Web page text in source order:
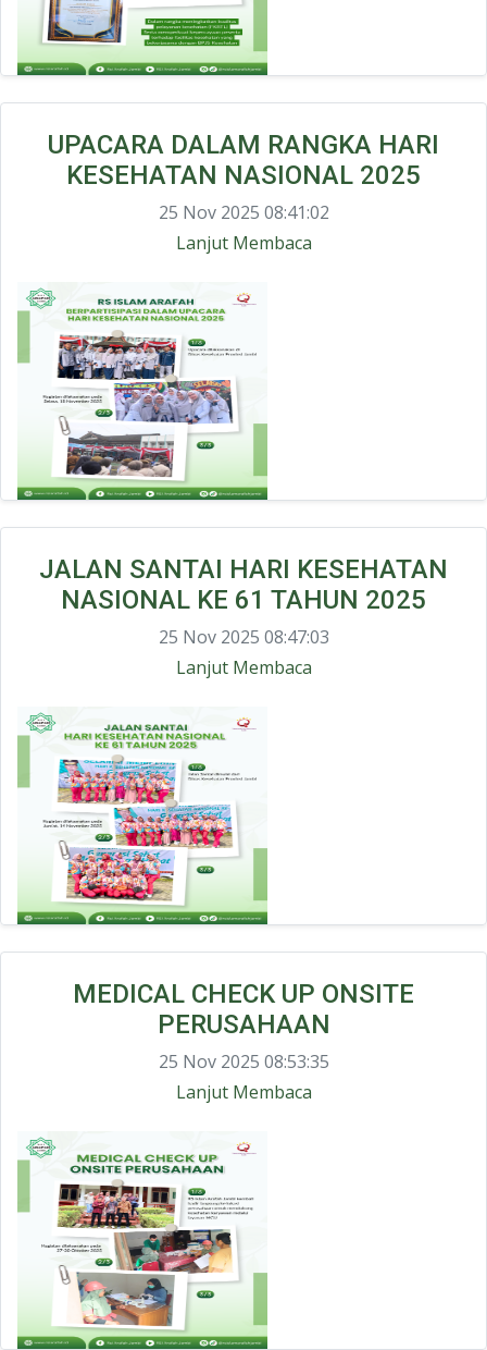
UPACARA DALAM RANGKA HARI
KESEHATAN NASIONAL 2025
25 Nov 2025 08:41:02
Lanjut Membaca
JALAN SANTAI HARI KESEHATAN
NASIONAL KE 61 TAHUN 2025
25 Nov 2025 08:47:03
Lanjut Membaca
MEDICAL CHECK UP ONSITE
PERUSAHAAN
25 Nov 2025 08:53:35
Lanjut Membaca